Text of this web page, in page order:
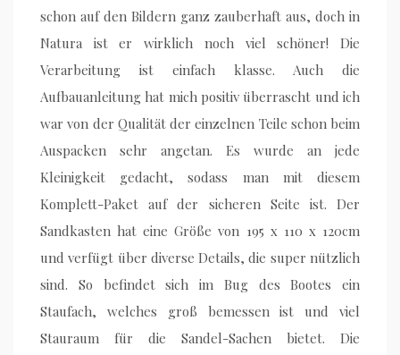
schon auf den Bildern ganz zauberhaft aus, doch in
Natura ist er wirklich noch viel schöner! Die
Verarbeitung ist einfach klasse. Auch die
Aufbauanleitung hat mich positiv überrascht und ich
war von der Qualität der einzelnen Teile schon beim
Auspacken sehr angetan. Es wurde an jede
Kleinigkeit gedacht, sodass man mit diesem
Komplett-Paket auf der sicheren Seite ist. Der
Sandkasten hat eine Größe von 195 x 110 x 120cm
und verfügt über diverse Details, die super nützlich
sind. So befindet sich im Bug des Bootes ein
Staufach, welches groß bemessen ist und viel
Stauraum für die Sandel-Sachen bietet. Die